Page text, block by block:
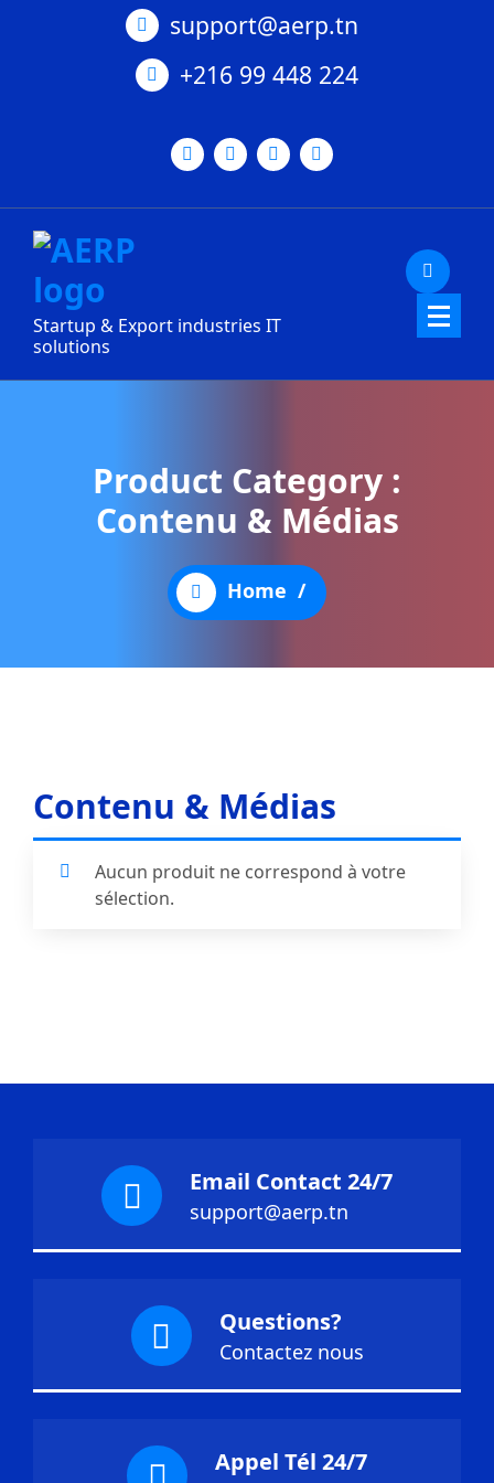
support@aerp.tn
+216 99 448 224
Startup & Export industries IT
solutions
Product Category :
Contenu & Médias
Home /
Contenu & Médias
Aucun produit ne correspond à votre
sélection.
Email Contact 24/7
support@aerp.tn
Questions?
Contactez nous
Appel Tél 24/7